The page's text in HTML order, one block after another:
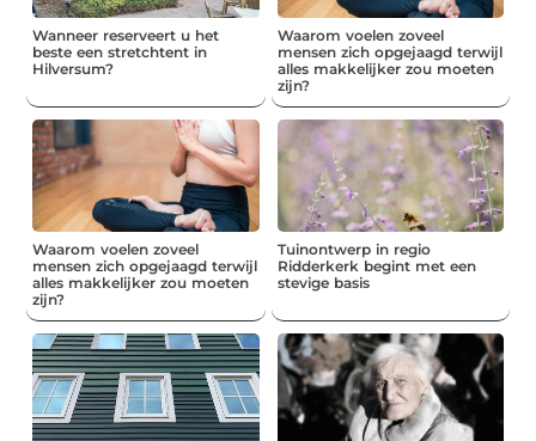
Wanneer reserveert u het
beste een stretchtent in
Hilversum?
Waarom voelen zoveel
mensen zich opgejaagd terwijl
alles makkelijker zou moeten
zijn?
Waarom voelen zoveel
mensen zich opgejaagd terwijl
alles makkelijker zou moeten
zijn?
Tuinontwerp in regio
Ridderkerk begint met een
stevige basis